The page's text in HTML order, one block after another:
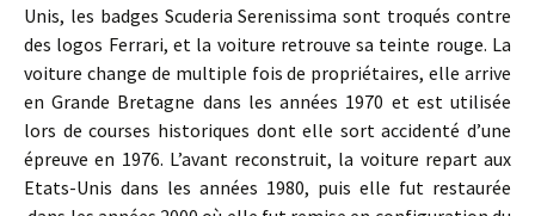
Unis, les badges Scuderia Serenissima sont troqués contre
des logos Ferrari, et la voiture retrouve sa teinte rouge. La
voiture change de multiple fois de propriétaires, elle arrive
en Grande Bretagne dans les années 1970 et est utilisée
lors de courses historiques dont elle sort accidenté d’une
épreuve en 1976. L’avant reconstruit, la voiture repart aux
Etats-Unis dans les années 1980, puis elle fut restaurée